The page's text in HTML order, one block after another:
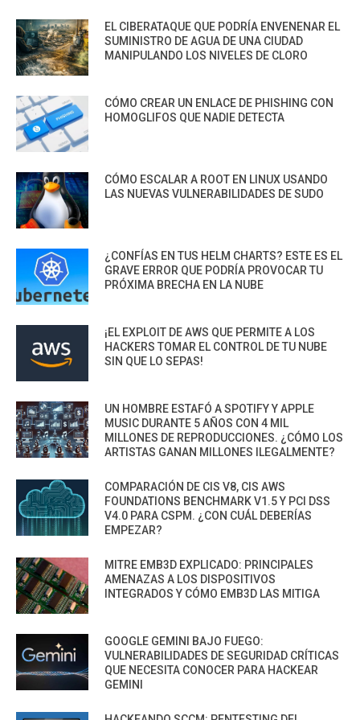
EL CIBERATAQUE QUE PODRÍA ENVENENAR EL
SUMINISTRO DE AGUA DE UNA CIUDAD
MANIPULANDO LOS NIVELES DE CLORO
CÓMO CREAR UN ENLACE DE PHISHING CON
HOMOGLIFOS QUE NADIE DETECTA
CÓMO ESCALAR A ROOT EN LINUX USANDO
LAS NUEVAS VULNERABILIDADES DE SUDO
¿CONFÍAS EN TUS HELM CHARTS? ESTE ES EL
GRAVE ERROR QUE PODRÍA PROVOCAR TU
PRÓXIMA BRECHA EN LA NUBE
¡EL EXPLOIT DE AWS QUE PERMITE A LOS
HACKERS TOMAR EL CONTROL DE TU NUBE
SIN QUE LO SEPAS!
UN HOMBRE ESTAFÓ A SPOTIFY Y APPLE
MUSIC DURANTE 5 AÑOS CON 4 MIL
MILLONES DE REPRODUCCIONES. ¿CÓMO LOS
ARTISTAS GANAN MILLONES ILEGALMENTE?
COMPARACIÓN DE CIS V8, CIS AWS
FOUNDATIONS BENCHMARK V1.5 Y PCI DSS
V4.0 PARA CSPM. ¿CON CUÁL DEBERÍAS
EMPEZAR?
MITRE EMB3D EXPLICADO: PRINCIPALES
AMENAZAS A LOS DISPOSITIVOS
INTEGRADOS Y CÓMO EMB3D LAS MITIGA
GOOGLE GEMINI BAJO FUEGO:
VULNERABILIDADES DE SEGURIDAD CRÍTICAS
QUE NECESITA CONOCER PARA HACKEAR
GEMINI